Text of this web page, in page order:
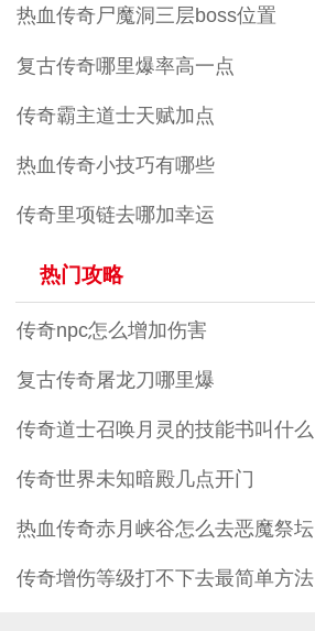
热血传奇尸魔洞三层boss位置
复古传奇哪里爆率高一点
传奇霸主道士天赋加点
热血传奇小技巧有哪些
传奇里项链去哪加幸运
热门攻略
传奇npc怎么增加伤害
复古传奇屠龙刀哪里爆
传奇道士召唤月灵的技能书叫什么
传奇世界未知暗殿几点开门
热血传奇赤月峡谷怎么去恶魔祭坛
传奇增伤等级打不下去最简单方法